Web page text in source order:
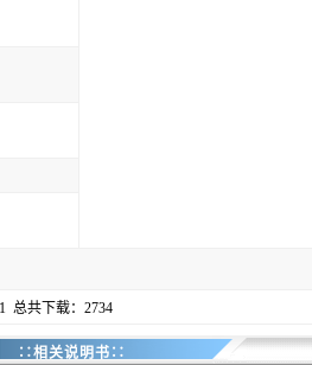
总共下载：2734
∷相关说明书∷